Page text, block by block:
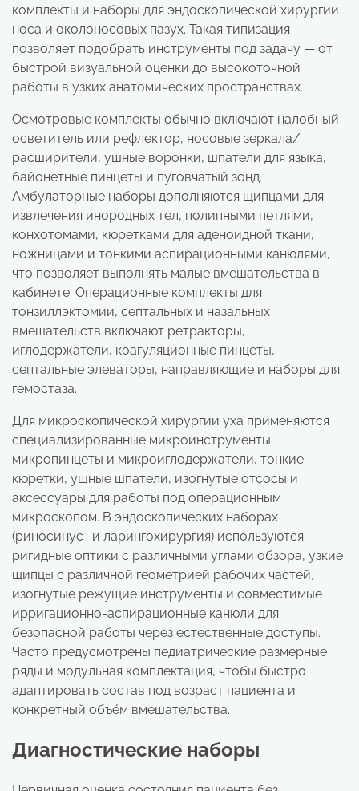
комплекты и наборы для эндоскопической хирургии
носа и околоносовых пазух. Такая типизация
позволяет подобрать инструменты под задачу — от
быстрой визуальной оценки до высокоточной
работы в узких анатомических пространствах.
Осмотровые комплекты обычно включают налобный
осветитель или рефлектор, носовые зеркала/
расширители, ушные воронки, шпатели для языка,
байонетные пинцеты и пуговчатый зонд.
Амбулаторные наборы дополняются щипцами для
извлечения инородных тел, полипными петлями,
конхотомами, кюретками для аденоидной ткани,
ножницами и тонкими аспирационными канюлями,
что позволяет выполнять малые вмешательства в
кабинете. Операционные комплекты для
тонзиллэктомии, септальных и назальных
вмешательств включают ретракторы,
иглодержатели, коагуляционные пинцеты,
септальные элеваторы, направляющие и наборы для
гемостаза.
Для микроскопической хирургии уха применяются
специализированные микроинструменты:
микропинцеты и микроиглодержатели, тонкие
кюретки, ушные шпатели, изогнутые отсосы и
аксессуары для работы под операционным
микроскопом. В эндоскопических наборах
(риносинус- и ларингохирургия) используются
ригидные оптики с различными углами обзора, узкие
щипцы с различной геометрией рабочих частей,
изогнутые режущие инструменты и совместимые
ирригационно-аспирационные канюли для
безопасной работы через естественные доступы.
Часто предусмотрены педиатрические размерные
ряды и модульная комплектация, чтобы быстро
адаптировать состав под возраст пациента и
конкретный объём вмешательства.
Диагностические наборы